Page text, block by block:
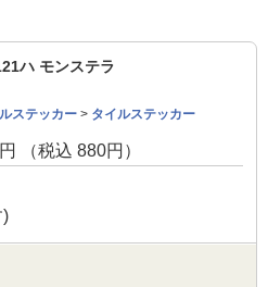
ハ モンステラ
ステッカー > タイルステッカー
円 （税込 880円）